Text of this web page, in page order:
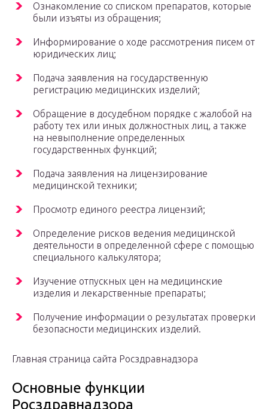
Ознакомление со списком препаратов, которые
были изъяты из обращения;
Информирование о ходе рассмотрения писем от
юридических лиц;
Подача заявления на государственную
регистрацию медицинских изделий;
Обращение в досудебном порядке с жалобой на
работу тех или иных должностных лиц, а также
на невыполнение определенных
государственных функций;
Подача заявления на лицензирование
медицинской техники;
Просмотр единого реестра лицензий;
Определение рисков ведения медицинской
деятельности в определенной сфере с помощью
специального калькулятора;
Изучение отпускных цен на медицинские
изделия и лекарственные препараты;
Получение информации о результатах проверки
безопасности медицинских изделий.
Главная страница сайта Росздравнадзора
Основные функции
Росздравнадзора